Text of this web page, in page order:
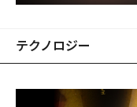
テクノロジー